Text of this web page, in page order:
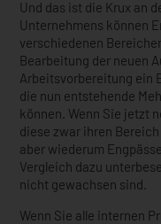
Und das ist die Krux an
Unternehmens können
verschiedenen
Bearbeitung der neuen
Arbeitsvorbereitung ein
die nun entstehende
können. Wenn Sie jetzt
diese zwar ihren
aber wiederum
Vergleich dazu
nicht gewachsen sind.
Wenn Sie alle internen